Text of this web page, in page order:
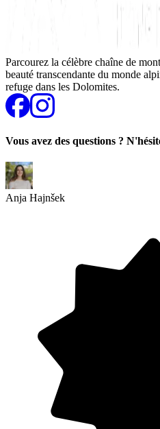
Parcourez la célèbre chaîne de
beauté transcendante du monde
refuge dans les Dolomites.
Vous avez des questions ?
Anja Hajnšek